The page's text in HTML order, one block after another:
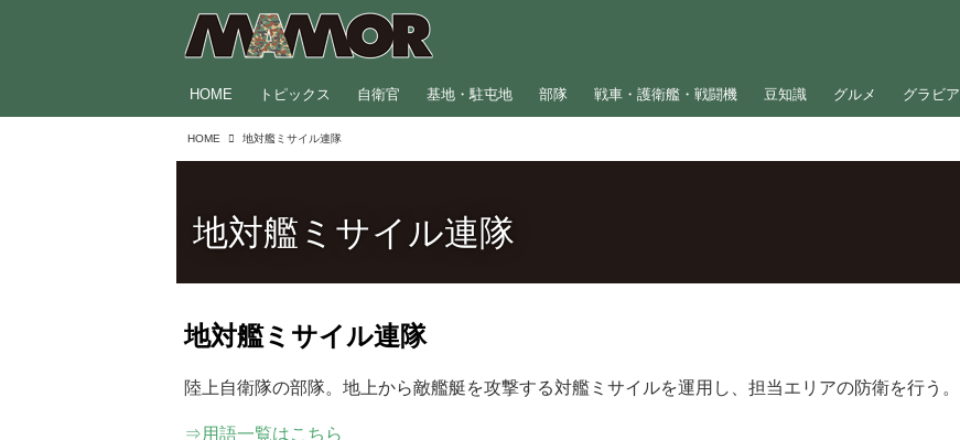
HOME トピックス 自衛官 基地・駐屯地 部隊 戦車・護衛艦・戦闘機 豆知識 グルメ グラビア
HOME 地対艦ミサイル連隊
地対艦ミサイル連隊
地対艦ミサイル連隊
陸上自衛隊の部隊。地上から敵艦艇を攻撃する対艦ミサイルを運用し、担当エリアの防衛を行う。
⇒用語一覧はこちら